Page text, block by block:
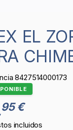
8427514000173
95 €
incluidos